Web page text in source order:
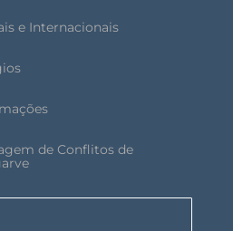
e Internacionais
de Conflitos de